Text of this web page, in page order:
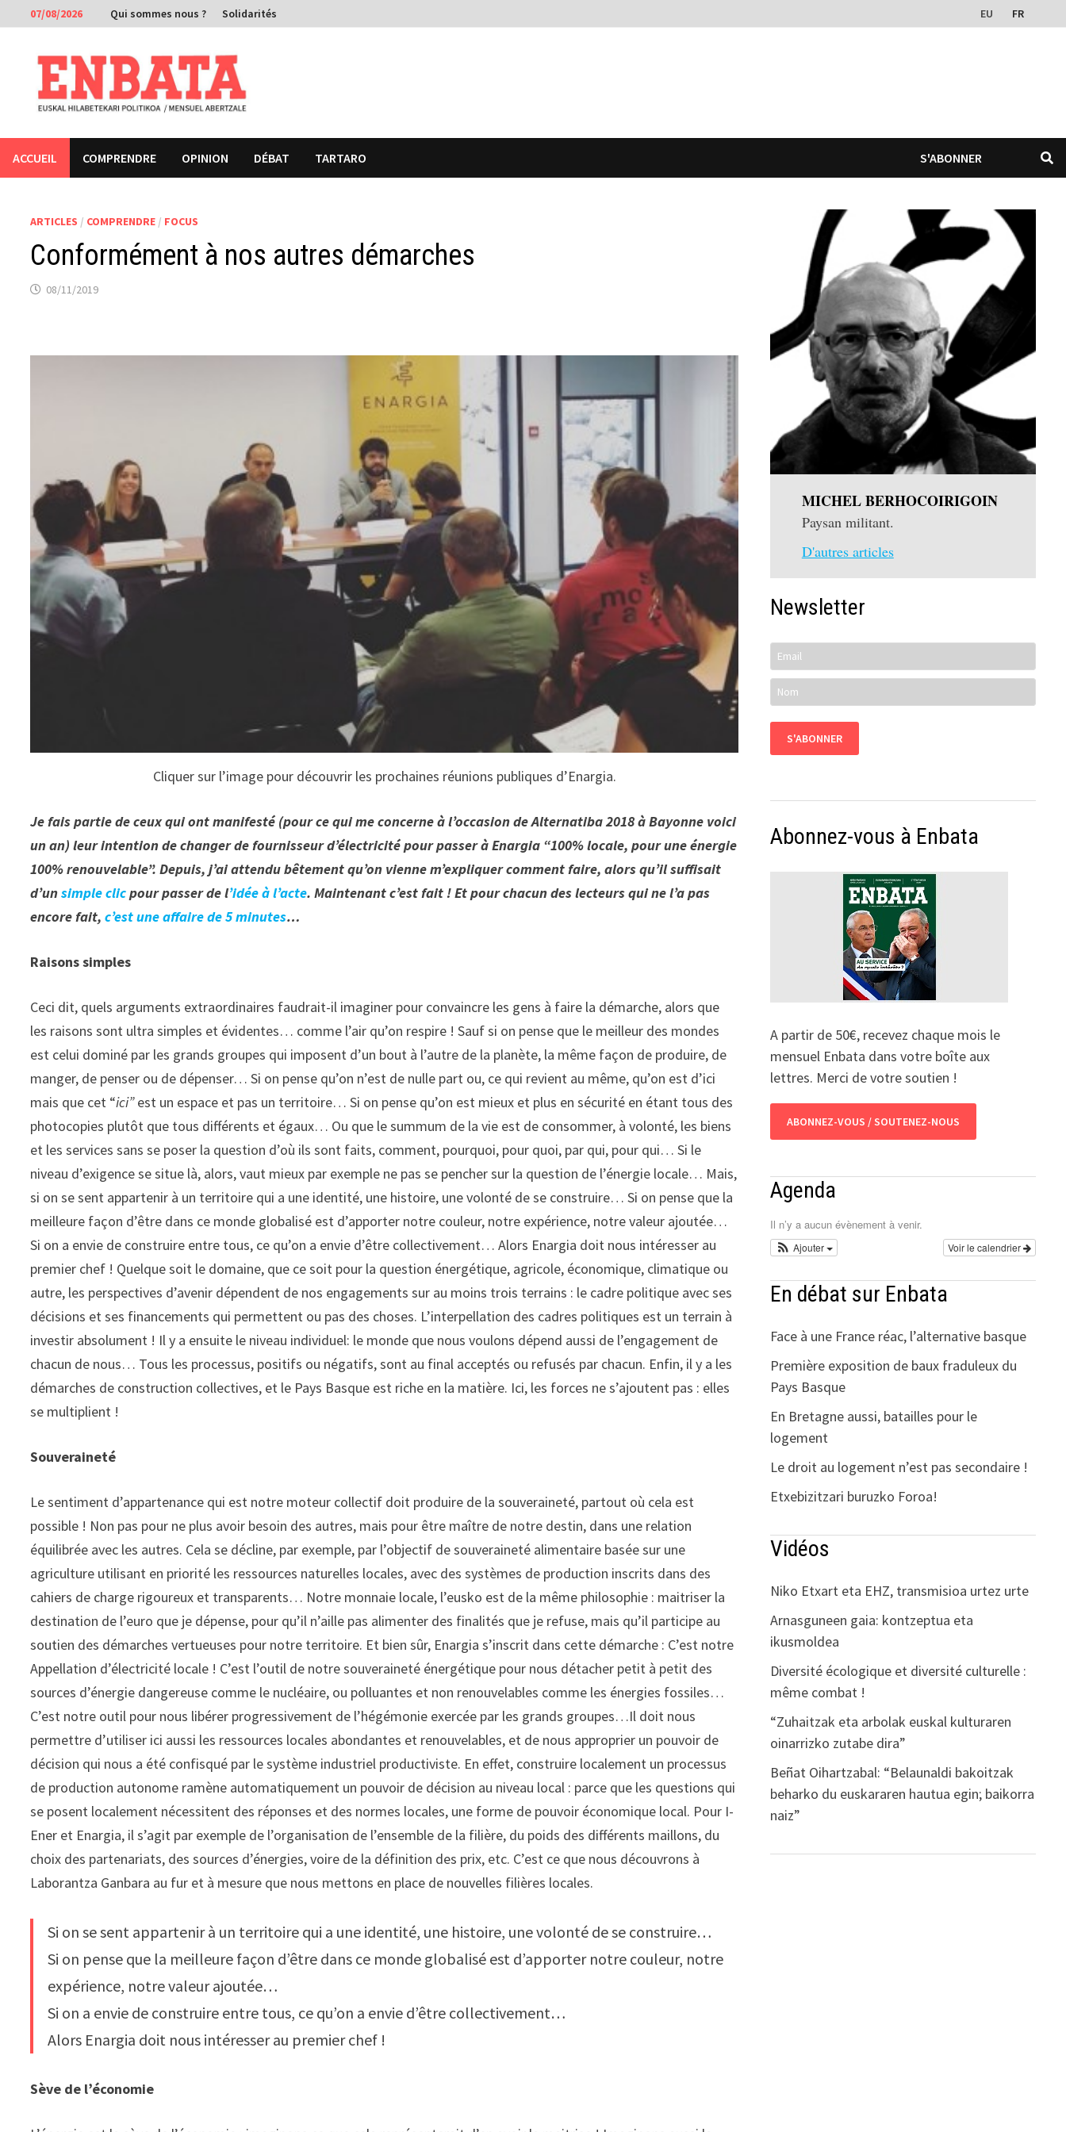
Passer
au
contenu
07/08/2026 Qui sommes nous ? Solidarités EU FR
ACCUEIL COMPRENDRE OPINION DÉBAT TARTARO S'ABONNER
ARTICLES / COMPRENDRE / FOCUS
Conformément à nos autres démarches
08/11/2019
Cliquer sur l’image pour découvrir les prochaines réunions publiques d’Enargia.
Je fais partie de ceux qui ont manifesté (pour ce qui me concerne à l’occasion de Alternatiba 2018 à Bayonne voici
un an) leur intention de changer de fournisseur d’électricité pour passer à Enargia “100% locale, pour une énergie
100% renouvelable”. Depuis, j’ai attendu bêtement qu’on vienne m’expliquer comment faire, alors qu’il suffisait
d’unsimple clicpour passer de l’idée à l’acte. Maintenant c’est fait ! Et pour chacun des lecteurs qui ne l’a pas
encore fait,c’est une affaire de 5 minutes…
Raisons simples
Ceci dit, quels arguments extraordinaires faudrait-il imaginer pour convaincre les gens à faire la démarche, alors que
les raisons sont ultra simples et évidentes… comme l’air qu’on respire ! Sauf si on pense que le meilleur des mondes
est celui dominé par les grands groupes qui imposent d’un bout à l’autre de la planète, la même façon de produire, de
manger, de penser ou de dépenser… Si on pense qu’on n’est de nulle part ou, ce qui revient au même, qu’on est d’ici
mais que cet “ici”est un espace et pas un territoire… Si on pense qu’on est mieux et plus en sécurité en étant tous des
photocopies plutôt que tous différents et égaux… Ou que le summum de la vie est de consommer, à volonté, les biens
et les services sans se poser la question d’où ils sont faits, comment, pourquoi, pour quoi, par qui, pour qui… Si le
niveau d’exigence se situe là, alors, vaut mieux par exemple ne pas se pencher sur la question de l’énergie locale… Mais,
si on se sent appartenir à un territoire qui a une identité, une histoire, une volonté de se construire… Si on pense que la
meilleure façon d’être dans ce monde globalisé est d’apporter notre couleur, notre expérience, notre valeur ajoutée…
Si on a envie de construire entre tous, ce qu’on a envie d’être collectivement… Alors Enargia doit nous intéresser au
premier chef ! Quelque soit le domaine, que ce soit pour la question énergétique, agricole, économique, climatique ou
autre, les perspectives d’avenir dépendent de nos engagements sur au moins trois terrains : le cadre politique avec ses
décisions et ses financements qui permettent ou pas des choses. L’interpellation des cadres politiques est un terrain à
investir absolument ! Il y a ensuite le niveau individuel: le monde que nous voulons dépend aussi de l’engagement de
chacun de nous… Tous les processus, positifs ou négatifs, sont au final acceptés ou refusés par chacun. Enfin, il y a les
démarches de construction collectives, et le Pays Basque est riche en la matière. Ici, les forces ne s’ajoutent pas : elles
se multiplient !
Souveraineté
Le sentiment d’appartenance qui est notre moteur collectif doit produire de la souveraineté, partout où cela est
possible ! Non pas pour ne plus avoir besoin des autres, mais pour être maître de notre destin, dans une relation
équilibrée avec les autres. Cela se décline, par exemple, par l’objectif de souveraineté alimentaire basée sur une
agriculture utilisant en priorité les ressources naturelles locales, avec des systèmes de production inscrits dans des
cahiers de charge rigoureux et transparents… Notre monnaie locale, l’eusko est de la même philosophie : maitriser la
destination de l’euro que je dépense, pour qu’il n’aille pas alimenter des finalités que je refuse, mais qu’il participe au
soutien des démarches vertueuses pour notre territoire. Et bien sûr, Enargia s’inscrit dans cette démarche : C’est notre
Appellation d’électricité locale ! C’est l’outil de notre souveraineté énergétique pour nous détacher petit à petit des
sources d’énergie dangereuse comme le nucléaire, ou polluantes et non renouvelables comme les énergies fossiles…
C’est notre outil pour nous libérer progressivement de l’hégémonie exercée par les grands groupes…Il doit nous
permettre d’utiliser ici aussi les ressources locales abondantes et renouvelables, et de nous approprier un pouvoir de
décision qui nous a été confisqué par le système industriel productiviste. En effet, construire localement un processus
de production autonome ramène automatiquement un pouvoir de décision au niveau local : parce que les questions qui
se posent localement nécessitent des réponses et des normes locales, une forme de pouvoir économique local. Pour I-
Ener et Enargia, il s’agit par exemple de l’organisation de l’ensemble de la filière, du poids des différents maillons, du
choix des partenariats, des sources d’énergies, voire de la définition des prix, etc. C’est ce que nous découvrons à
Laborantza Ganbara au fur et à mesure que nous mettons en place de nouvelles filières locales.
Si on se sent appartenir à un territoire qui a une identité, une histoire, une volonté de se construire…
Si on pense que la meilleure façon d’être dans ce monde globalisé est d’apporter notre couleur, notre
expérience, notre valeur ajoutée…
Si on a envie de construire entre tous, ce qu’on a envie d’être collectivement…
Alors Enargia doit nous intéresser au premier chef !
Sève de l’économie
MICHEL BERHOCOIRIGOIN
Paysan militant.
D'autres articles
Newsletter
Abonnez-vous à Enbata
A partir de 50€, recevez chaque mois le
mensuel Enbata dans votre boîte aux
lettres. Merci de votre soutien !
ABONNEZ-VOUS / SOUTENEZ-NOUS
Agenda
Il n’y a aucun évènement à venir.
Voir le calendrier
Ajouter
En débat sur Enbata
Face à une France réac, l’alternative basque
Première exposition de baux fraduleux du
Pays Basque
En Bretagne aussi, batailles pour le
logement
Le droit au logement n’est pas secondaire !
Etxebizitzari buruzko Foroa!
Vidéos
Niko Etxart eta EHZ, transmisioa urtez urte
Arnasguneen gaia: kontzeptua eta
ikusmoldea
Diversité écologique et diversité culturelle :
même combat !
“Zuhaitzak eta arbolak euskal kulturaren
oinarrizko zutabe dira”
Beñat Oihartzabal: “Belaunaldi bakoitzak
beharko du euskararen hautua egin; baikorra
naiz”